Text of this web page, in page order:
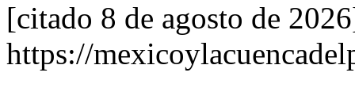
[citado 8 de agosto de
https://